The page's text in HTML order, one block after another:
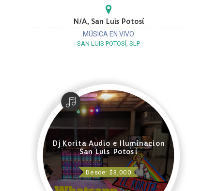
N/A, San Luis Potosí
MÚSICA EN VIVO
SAN LUIS POTOSÍ, SLP
Dj Korita Audio e Iluminacion
San Luis Potosí
Desde: $3,000